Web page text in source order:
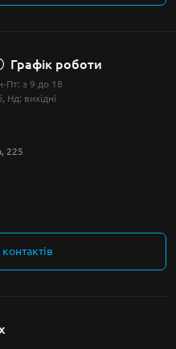
Графік роботи
Пт: з 9 до 18
Нд: вихідні
225